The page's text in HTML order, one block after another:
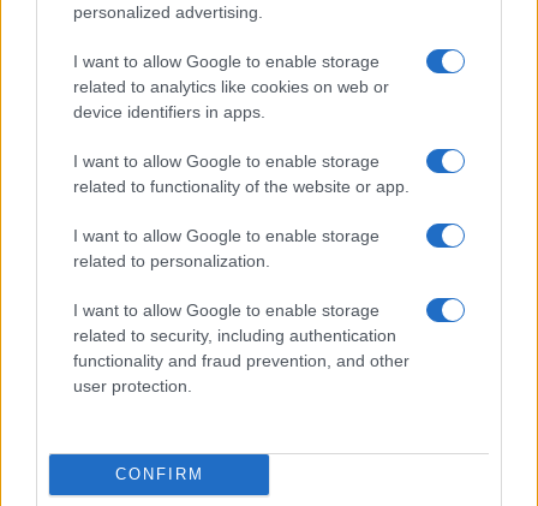
personalized advertising.
I want to allow Google to enable storage
related to analytics like cookies on web or
device identifiers in apps.
I want to allow Google to enable storage
related to functionality of the website or app.
I want to allow Google to enable storage
related to personalization.
I want to allow Google to enable storage
related to security, including authentication
functionality and fraud prevention, and other
user protection.
CONFIRM
Galib Gassanoff e Institution trionfano a Copenhagen
con la collezione Primavera/Estate 2027